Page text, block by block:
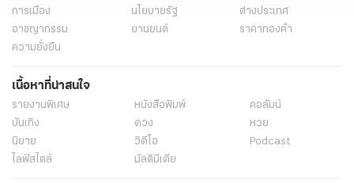
การเมือง
นโยบายรัฐ
ต่างประเทศ
อาชญากรรม
ยานยนต์
ราคาทองคำ
ความยั่งยืน
เนื้อหาที่น่าสนใจ
รายงานพิเศษ หนังสือพิมพ์
คอลัมน์
บันเทิง
ดวง
หวย
นิยาย
วิดีโอ
Podcast
ไลฟ์สไตล์
มัลติมีเดีย